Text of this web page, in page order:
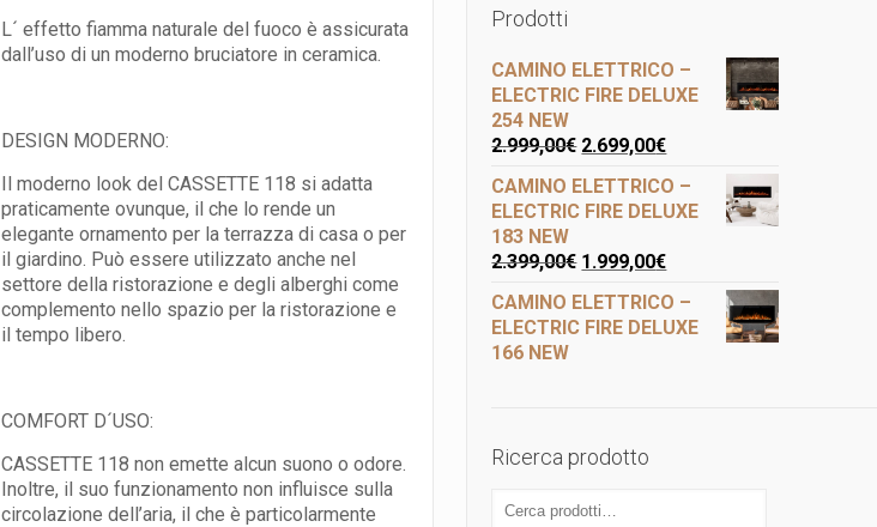
L´ effetto fiamma naturale del fuoco è assicurata
dall’uso di un moderno bruciatore in ceramica.
DESIGN MODERNO:
Il moderno look del CASSETTE 118 si adatta
praticamente ovunque, il che lo rende un
elegante ornamento per la terrazza di casa o per
il giardino. Può essere utilizzato anche nel
settore della ristorazione e degli alberghi come
complemento nello spazio per la ristorazione e
il tempo libero.
COMFORT D´USO:
CASSETTE 118 non emette alcun suono o odore.
Inoltre, il suo funzionamento non influisce sulla
circolazione dell’aria, il che è particolarmente
Prodotti
CAMINO ELETTRICO –
ELECTRIC FIRE DELUXE
254 NEW
2.999,00€ 2.699,00€
CAMINO ELETTRICO –
ELECTRIC FIRE DELUXE
183 NEW
2.399,00€ 1.999,00€
CAMINO ELETTRICO –
ELECTRIC FIRE DELUXE
166 NEW
Ricerca prodotto